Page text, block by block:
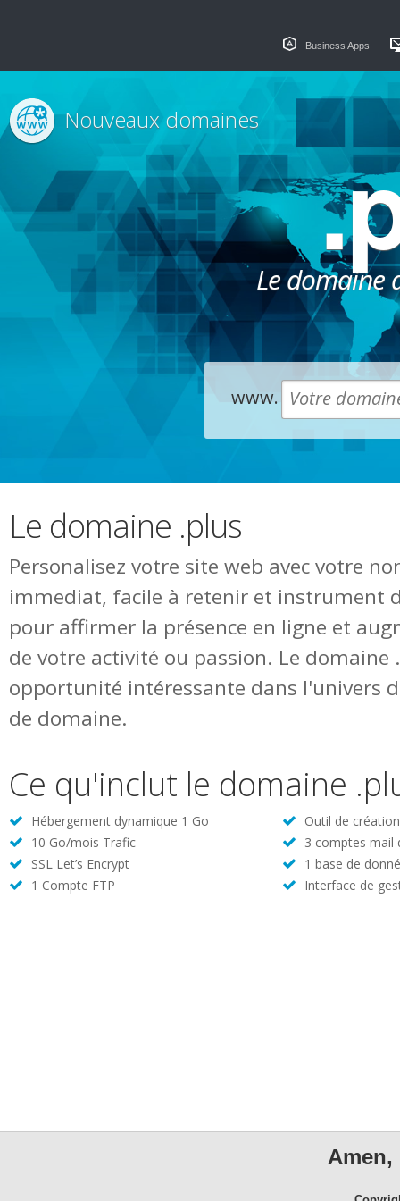
Business Apps
Le domaine
Nouveaux domaines
www.
Le domaine .plus
Personalisez votre site web avec votre
immediat, facile à retenir et instrument
pour affirmer la présence en ligne et
de votre activité ou passion. Le domaine
opportunité intéressante dans l'univers
de domaine.
Ce qu'inclut le domaine
Hébergement dynamique 1 Go
Outil de
10 Go/mois Trafic
3 comptes mail
SSL Let’s Encrypt
1 base de
1 Compte FTP
Interface de